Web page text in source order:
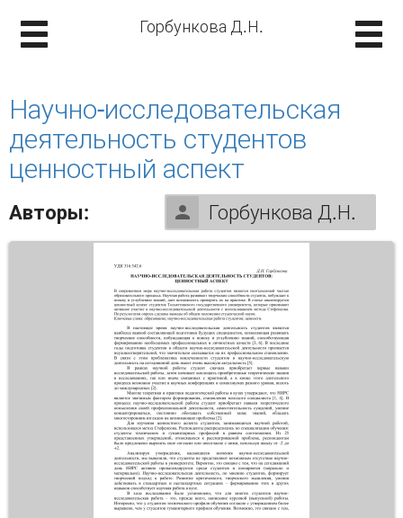
Горбункова Д.Н.
Научно-исследовательская
деятельность студентов
ценностный аспект
Авторы: Горбункова Д.Н.